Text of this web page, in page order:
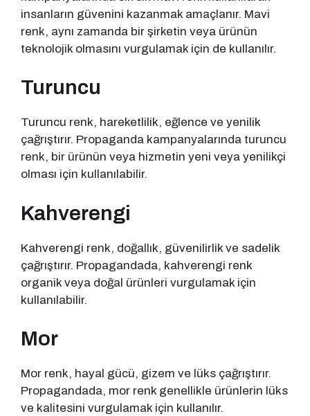
insanların güvenini kazanmak amaçlanır. Mavi
renk, aynı zamanda bir şirketin veya ürünün
teknolojik olmasını vurgulamak için de kullanılır.
Turuncu
Turuncu renk, hareketlilik, eğlence ve yenilik
çağrıştırır. Propaganda kampanyalarında turuncu
renk, bir ürünün veya hizmetin yeni veya yenilikçi
olması için kullanılabilir.
Kahverengi
Kahverengi renk, doğallık, güvenilirlik ve sadelik
çağrıştırır. Propagandada, kahverengi renk
organik veya doğal ürünleri vurgulamak için
kullanılabilir.
Mor
Mor renk, hayal gücü, gizem ve lüks çağrıştırır.
Propagandada, mor renk genellikle ürünlerin lüks
ve kalitesini vurgulamak için kullanılır.